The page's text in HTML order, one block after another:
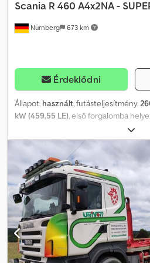
Nürnberg 673 km
Scania R 460 A4x2NA -
Érdeklődni
Állapot: használt, futásteljesítmény:
kW (459,55 LE), első forgalomba
, saját tömeg:
9 579 kg, össztömeg:18 000 kg,
tengelytáv:
3 750 mm , következő
vezetőfülke:egyéb, hajtástípus:
Euro 6, felfüggesztés:acél-levegő ,
Felszereltség: ABS, differenciálzár,
légkondicionálás, navigációs
Szín: Elefántcsontfehér, Aktuális
Saját tömeg: 8421 kg, Megengedett
tengely: 385/55 R22.5, 2. tengely: 315/
ülések: fekete velúr, Belső színe: